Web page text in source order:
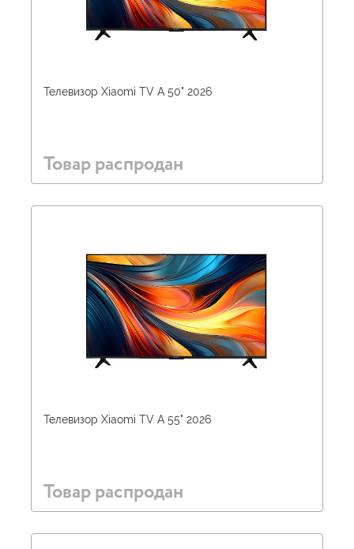
Телевизор Xiaomi TV A 50" 2026
Товар распродан
Телевизор Xiaomi TV A 55" 2026
Товар распродан